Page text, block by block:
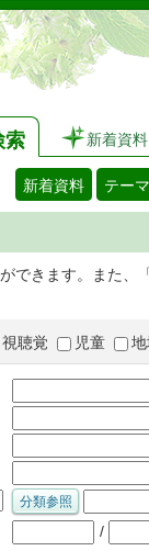
索 新着資料
新着資料 テー
できます。また
視聴覚 児童
/